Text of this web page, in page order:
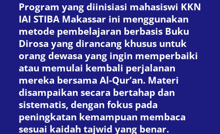
Program yang diinisiasi mahasiswi KKN
IAI STIBA Makassar ini menggunakan
metode pembelajaran berbasis Buku
Dirosa yang dirancang khusus untuk
orang dewasa yang ingin memperbaiki
atau memulai kembali perjalanan
mereka bersama Al-Qur’an. Materi
disampaikan secara bertahap dan
sistematis, dengan fokus pada
peningkatan kemampuan membaca
sesuai kaidah tajwid yang benar.